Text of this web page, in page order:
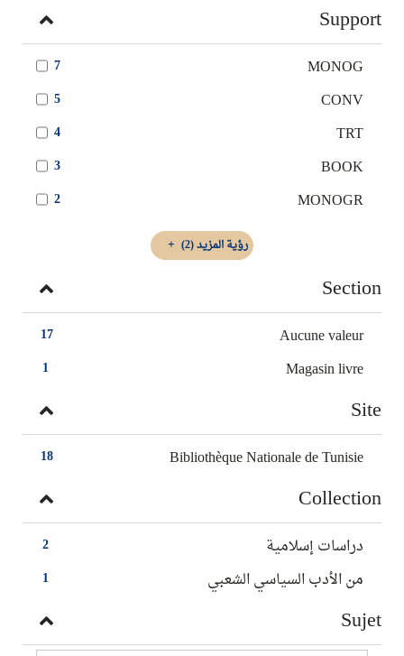
Support
7 MONOG
5 CONV
4 TRT
3 BOOK
2 MONOGR
رؤية المزيد(2)
Section
17 Aucune valeur
1 Magasin livre
Site
18 Bibliothèque Nationale de Tunisie
Collection
2 دراسات إسلامية
1 من الأدب السياسي الشعبي
Sujet